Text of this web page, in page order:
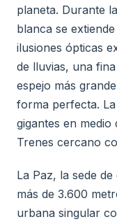
planeta. Durante
blanca se
ilusiones ópticas
de lluvias, una
espejo más
forma perfecta.
gigantes en medio
Trenes cercano
La Paz, la sede
más de 3.600
urbana singular